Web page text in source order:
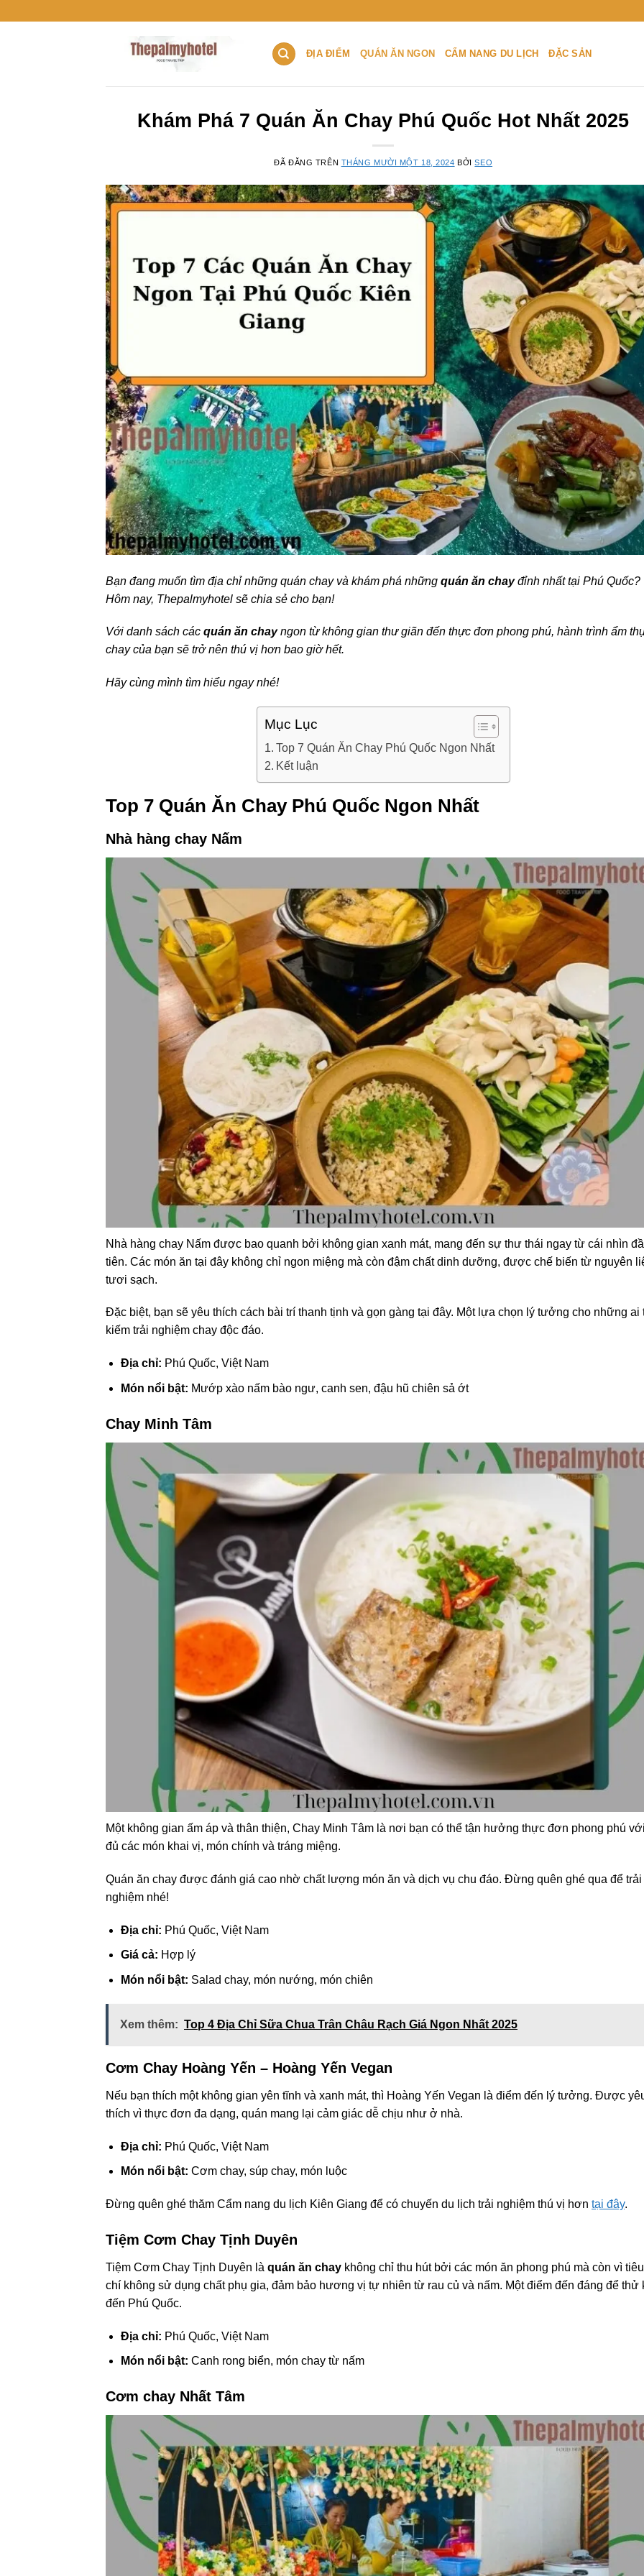
ĐỊA ĐIỂM QUÁN ĂN NGON CẨM NANG DU LỊCH ĐẶC SẢN
Khám Phá 7 Quán Ăn Chay Phú Quốc Hot Nhất 2025
ĐÃ ĐĂNG TRÊN THÁNG MƯỜI MỘT 18, 2024 BỞISEO
Bạn đang muốn tìm địa chỉ những quán chay và khám phá những quán ăn chayđỉnh nhất tại Phú Quốc?
Hôm nay, Thepalmyhotel sẽ chia sẻ cho bạn!
Với danh sách các quán ăn chayngon từ không gian thư giãn đến thực đơn phong phú, hành trình ẩm
chay của bạn sẽ trở nên thú vị hơn bao giờ hết.
Hãy cùng mình tìm hiểu ngay nhé!
Mục Lục
Top 7 Quán Ăn Chay Phú Quốc Ngon Nhất
Kết luận
Top 7 Quán Ăn Chay Phú Quốc Ngon Nhất
Nhà hàng chay Nấm
Nhà hàng chay Nấm được bao quanh bởi không gian xanh mát, mang đến sự thư thái ngay từ cái nhìn
tiên. Các món ăn tại đây không chỉ ngon miệng mà còn đậm chất dinh dưỡng, được chế biến từ nguyên
tươi sạch.
Đặc biệt, bạn sẽ yêu thích cách bài trí thanh tịnh và gọn gàng tại đây. Một lựa chọn lý tưởng cho những ai
kiếm trải nghiệm chay độc đáo.
Địa chỉ: Phú Quốc, Việt Nam
Món nổi bật: Mướp xào nấm bào ngư, canh sen, đậu hũ chiên sả ớt
Chay Minh Tâm
Một không gian ấm áp và thân thiện, Chay Minh Tâm là nơi bạn có thể tận hưởng thực đơn phong phú
đủ các món khai vị, món chính và tráng miệng.
Quán ăn chay được đánh giá cao nhờ chất lượng món ăn và dịch vụ chu đáo. Đừng quên ghé qua để trải
nghiệm nhé!
Địa chỉ: Phú Quốc, Việt Nam
Giá cả: Hợp lý
Món nổi bật: Salad chay, món nướng, món chiên
Xem thêm: Top 4 Địa Chỉ Sữa Chua Trân Châu Rạch Giá Ngon Nhất 2025
Cơm Chay Hoàng Yến – Hoàng Yến Vegan
Nếu bạn thích một không gian yên tĩnh và xanh mát, thì Hoàng Yến Vegan là điểm đến lý tưởng. Được
thích vì thực đơn đa dạng, quán mang lại cảm giác dễ chịu như ở nhà.
Địa chỉ: Phú Quốc, Việt Nam
Món nổi bật: Cơm chay, súp chay, món luộc
Đừng quên ghé thăm Cẩm nang du lịch Kiên Giang để có chuyến du lịch trải nghiệm thú vị hơn tại đây.
Tiệm Cơm Chay Tịnh Duyên
Tiệm Cơm Chay Tịnh Duyên là quán ăn chay không chỉ thu hút bởi các món ăn phong phú mà còn vì tiêu
chí không sử dụng chất phụ gia, đảm bảo hương vị tự nhiên từ rau củ và nấm. Một điểm đến đáng để thử
đến Phú Quốc.
Địa chỉ: Phú Quốc, Việt Nam
Món nổi bật: Canh rong biển, món chay từ nấm
Cơm chay Nhất Tâm